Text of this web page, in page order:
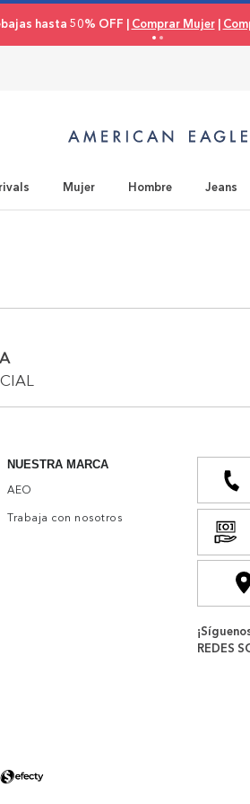
hasta 50% OFF | Comprar Mujer|
Mujer Hombre Jeans
NUESTRA MARCA
AEO
Trabaja con nosotros
REDES